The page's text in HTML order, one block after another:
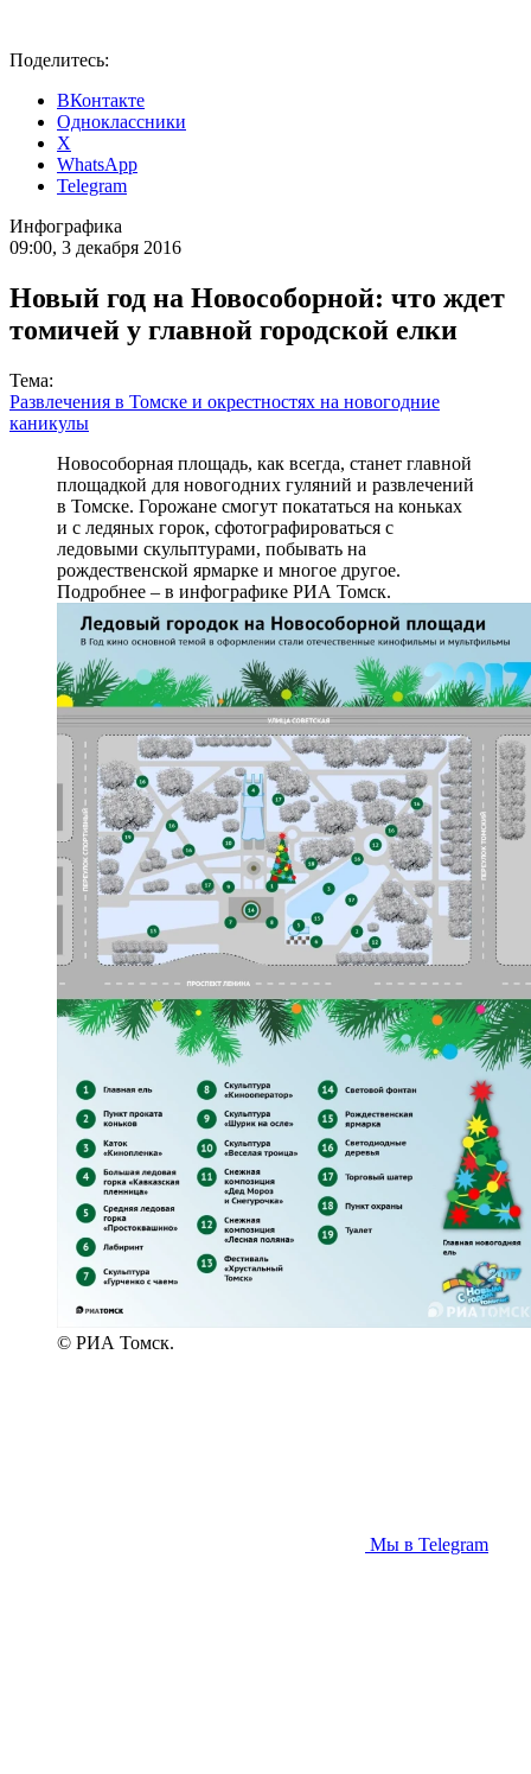
Поделитесь:
ВКонтакте
Одноклассники
X
WhatsApp
Telegram
Инфографика
09:00, 3 декабря 2016
Новый год на Новособорной: что ждет
томичей у главной городской елки
Тема:
Развлечения в Томске и окрестностях на новогодние
каникулы
Новособорная площадь, как всегда, станет главной
площадкой для новогодних гуляний и развлечений
в Томске. Горожане смогут покататься на коньках
и с ледяных горок, сфотографироваться с
ледовыми скульптурами, побывать на
рождественской ярмарке и многое другое.
Подробнее – в инфографике РИА Томск.
© РИА Томск.
Мы в Telegram